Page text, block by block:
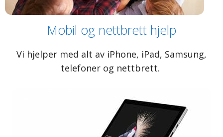
Mobil og nettbrett hjelp
Vi hjelper med alt av iPhone, iPad, Samsung,
telefoner og nettbrett.